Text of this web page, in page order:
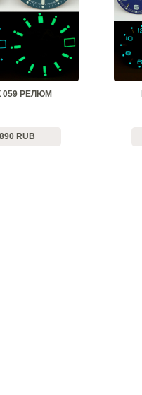
059 РЕЛЮМ
RUB